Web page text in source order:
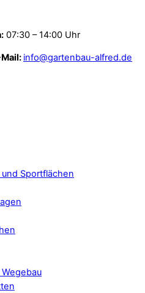
07:30 – 14:00 Uhr
info@gartenbau-alfred.de
Sportflächen